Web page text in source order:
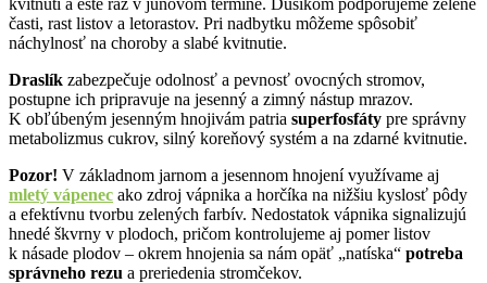
časti, rast listov a letorastov. Pri nadbytku môžeme spôsobiť
náchylnosť na choroby a slabé kvitnutie.
Draslík zabezpečuje odolnosť a pevnosť ovocných stromov,
postupne ich pripravuje na jesenný a zimný nástup mrazov.
K obľúbeným jesenným hnojivám patria superfosfáty pre správny
metabolizmus cukrov, silný koreňový systém a na zdarné kvitnutie.
Pozor! V základnom jarnom a jesennom hnojení využívame aj
mletý vápenec ako zdroj vápnika a horčíka na nižšiu kyslosť pôdy
a efektívnu tvorbu zelených farbív. Nedostatok vápnika signalizujú
hnedé škvrny v plodoch, pričom kontrolujeme aj pomer listov
k násade plodov – okrem hnojenia sa nám opäť „natíska“ potreba
správneho rezu a preriedenia stromčekov.